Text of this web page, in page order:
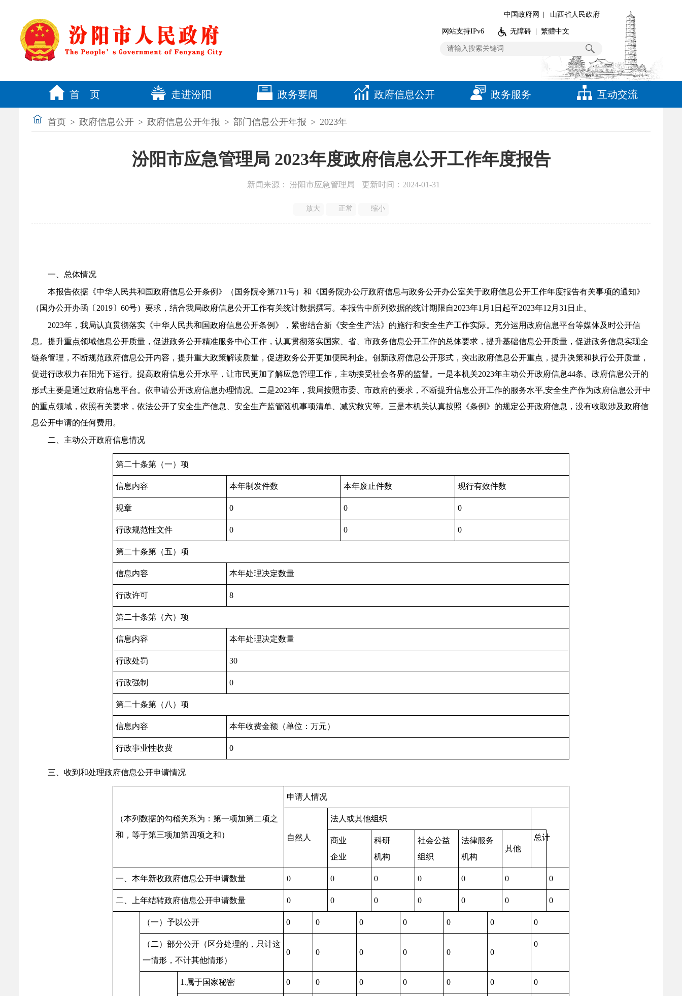
中国政府网 山西省人民政府
网站支持IPv6 无障碍 繁體中文
首 页 走进汾阳 政务要闻 政府信息公开 政务服务 互动交流
首页 > 政府信息公开 > 政府信息公开年报 > 部门信息公开年报 > 2023年
汾阳市应急管理局 2023年度政府信息公开工作年度报告
新闻来源： 汾阳市应急管理局 更新时间：2024-01-31
放大 正常 缩小
一、总体情况
本报告依据《中华人民共和国政府信息公开条例》（国务院令第711号）和《国务院办公厅政府信息与政务公开办公室关于政府信息公开工作年度报告有关事项的通知》
（国办公开办函〔 2019〕 60号）要求，结合我局政府信息公开工作有关统计数据撰写。本报告中所列数据的统计期限自2023年1 月 1 日起至2023年12 月 31 日止。
2023年，我局认真贯彻落实《中华人民共和国政府信息公开条例》，紧密结合新《安全生产法》的施行和安全生产工作实际。充分运用政府信息平台等媒体及时公开信
息。提升重点领域信息公开质量，促进政务公开精准服务中心工作，认真贯彻落实国家、省、市政务信息公开工作的总体要求，提升基础信息公开质量，促进政务信息实现全
链条管理，不断规范政府信息公开内容，提升重大政策解读质量，促进政务公开更加便民利企。创新政府信息公开形式，突出政府信息公开重点，提升决策和执行公开质量，
促进行政权力在阳光下运行。提高政府信息公开水平，让市民更加了解应急管理工作，主动接受社会各界的监督。 一是本机关2023年主动公开政府信息44条。政府信息公开的
形式主要是通过政府信息平台。依申请公开政府信息办理情况。二是2023年，我局按照市委、 市政府的要求，不断提升信息公开工作的服务水平,安全生产作为政府信息公开中
的重点领域，依照有关要求，依法公开了安全生产信息、安全生产监管随机事项清单、减灾救灾等。 三是本机关认真按照《条例》的规定公开政府信息，没有收取涉及政府信
息公开申请的任何费用。
二、主动公开政府信息情况
第二十条第（一）项
信息内容 本年制发件数 本年废止件数 现行有效件数
规章 0 0 0
行政规范性文件 0 0 0
第二十条第（五）项
信息内容 本年处理决定数量
行政许可 8
第二十条第（六）项
信息内容 本年处理决定数量
行政处罚 30
行政强制 0
第二十条第（八）项
信息内容 本年收费金额（单位：万元）
行政事业性收费 0
三、收到和处理政府信息公开申请情况
（本列数据的勾稽关系为：第一项加第二项之
和，等于第三项加第四项之和）
申请人情况
自然人
法人或其他组织
总计
商业
企业
科研
机构
社会公益
组织
法律服务
机构
其他
一、本年新收政府信息公开申请数量 0 0 0 0 0 0 0
二、上年结转政府信息公开申请数量 0 0 0 0 0 0 0
（一）予以公开 0 0 0 0 0 0 0
（二）部分公开（区分处理的，只计这
一情形，不计其他情形）
0 0 0 0 0 0
0
1.属于国家秘密 0 0 0 0 0 0 0